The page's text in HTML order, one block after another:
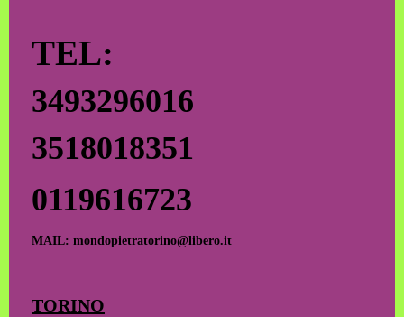
TEL:
3493296016
3518018351
0119616723
MAIL: mondopietratorino@libero.it
TORINO